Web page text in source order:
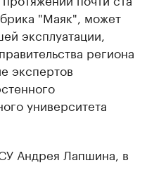
"Маяк", может
эксплуатации,
региона
экспертов
университета
Андрея Лапшина, в